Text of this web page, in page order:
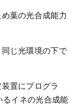
葉の光合成能力
じ光環境の下で
置にプログラ
るイネの光合成能